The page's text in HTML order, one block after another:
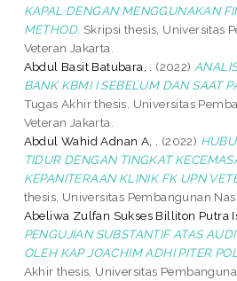
KAPAL DENGAN MENGGUNAKAN
METHOD. Skripsi thesis, Universitas
Veteran Jakarta.
Abdul Basit Batubara, .
(2022)
BANK KBMI I SEBELUM DAN SAAT
Tugas Akhir thesis, Universitas
Veteran Jakarta.
Abdul Wahid Adnan A, .
(2022)
TIDUR DENGAN TINGKAT
KEPANITERAAN KLINIK FK UPN
thesis, Universitas Pembangunan
Abeliwa Zulfan Sukses Billiton Putra
PENGUJIAN SUBSTANTIF ATAS
OLEH KAP JOACHIM ADHI PITER
Akhir thesis, Universitas